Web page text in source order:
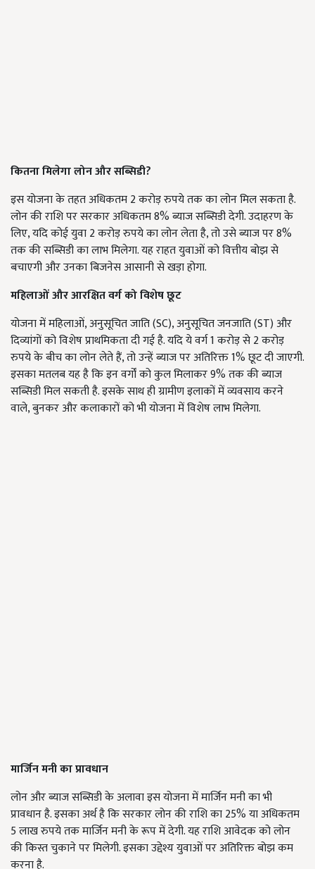
कितना मिलेगा लोन और सब्सिडी?
इस योजना के तहत अधिकतम 2 करोड़ रुपये तक का लोन मिल सकता है.
लोन की राशि पर सरकार अधिकतम 8% ब्याज सब्सिडी देगी. उदाहरण के
लिए, यदि कोई युवा 2 करोड़ रुपये का लोन लेता है, तो उसे ब्याज पर 8%
तक की सब्सिडी का लाभ मिलेगा. यह राहत युवाओं को वित्तीय बोझ से
बचाएगी और उनका बिजनेस आसानी से खड़ा होगा.
महिलाओं और आरक्षित वर्ग को विशेष छूट
योजना में महिलाओं, अनुसूचित जाति (SC), अनुसूचित जनजाति (ST) और
दिव्यांगों को विशेष प्राथमिकता दी गई है. यदि ये वर्ग 1 करोड़ से 2 करोड़
रुपये के बीच का लोन लेते हैं, तो उन्हें ब्याज पर अतिरिक्त 1% छूट दी जाएगी.
इसका मतलब यह है कि इन वर्गों को कुल मिलाकर 9% तक की ब्याज
सब्सिडी मिल सकती है. इसके साथ ही ग्रामीण इलाकों में व्यवसाय करने
वाले, बुनकर और कलाकारों को भी योजना में विशेष लाभ मिलेगा.
मार्जिन मनी का प्रावधान
लोन और ब्याज सब्सिडी के अलावा इस योजना में मार्जिन मनी का भी
प्रावधान है. इसका अर्थ है कि सरकार लोन की राशि का 25% या अधिकतम
5 लाख रुपये तक मार्जिन मनी के रूप में देगी. यह राशि आवेदक को लोन
की किस्त चुकाने पर मिलेगी. इसका उद्देश्य युवाओं पर अतिरिक्त बोझ कम